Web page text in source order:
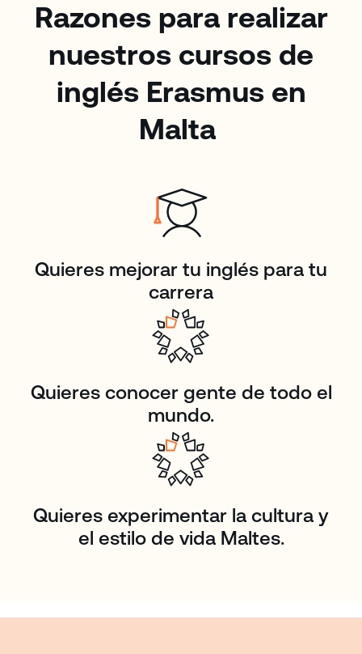
Razones para realizar
nuestros cursos de
inglés Erasmus en
Malta
Quieres mejorar tu inglés para tu
carrera
Quieres conocer gente de todo el
mundo.
Quieres experimentar la cultura y
el estilo de vida Maltes.